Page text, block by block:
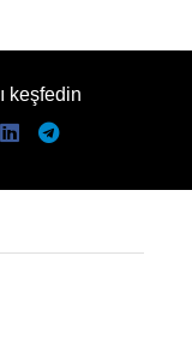
keşfedin